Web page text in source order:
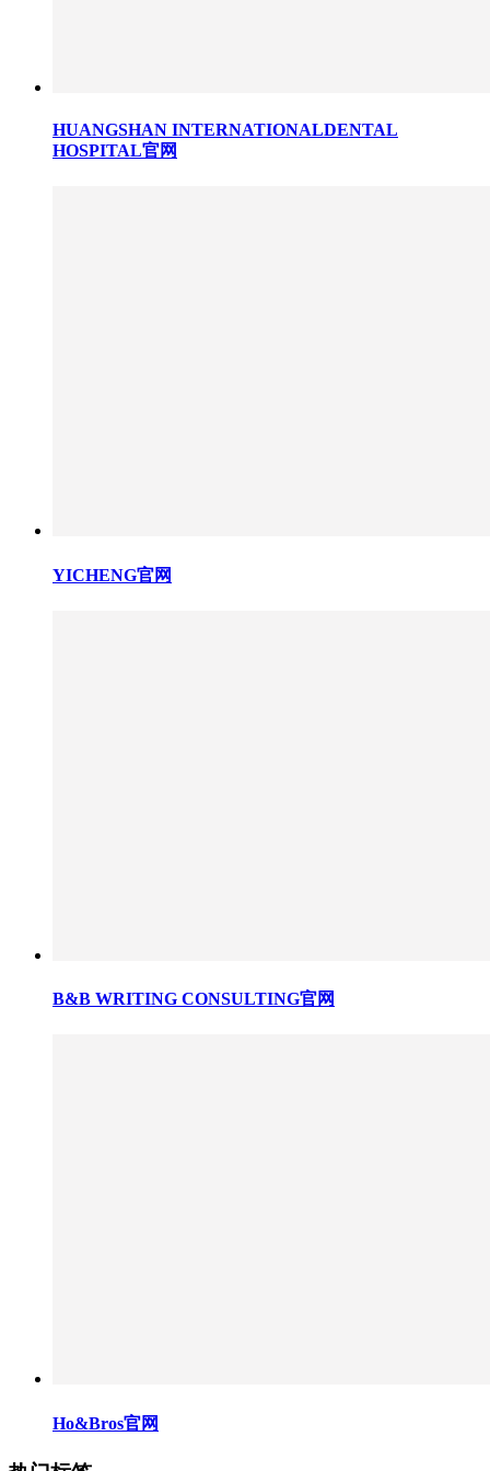
HUANGSHAN INTERNATIONALDENTAL
HOSPITAL官网
YICHENG官网
B&B WRITING CONSULTING官网
Ho&Bros官网